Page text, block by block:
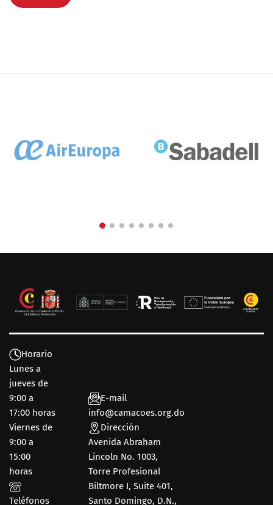
Horario
Lunes a
jueves de
9:00 a
17:00 horas
Viernes de
9:00 a
15:00
horas
Teléfonos
E-mail
info@camacoes.org.do
Dirección
Avenida Abraham
Lincoln No. 1003,
Torre Profesional
Biltmore I, Suite 401,
Santo Domingo, D.N.,